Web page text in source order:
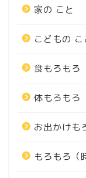
家の こと
こどもの こ
食もろもろ
体もろもろ
お出かけも
もろもろ（